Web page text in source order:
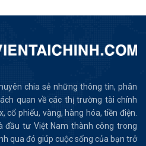
chia sẻ những thông tin, phân
quan về các thị trường tài chính
cổ phiếu, vàng, hàng hóa, tiền điện.
đầu tư Việt Nam thành công trong
qua đó giúp cuộc sống của bạn trở